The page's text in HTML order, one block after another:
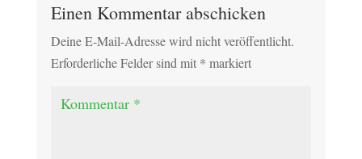
Einen Kommentar abschicken
Deine E-Mail-Adresse wird nicht veröffentlicht.
Erforderliche Felder sind mit * markiert